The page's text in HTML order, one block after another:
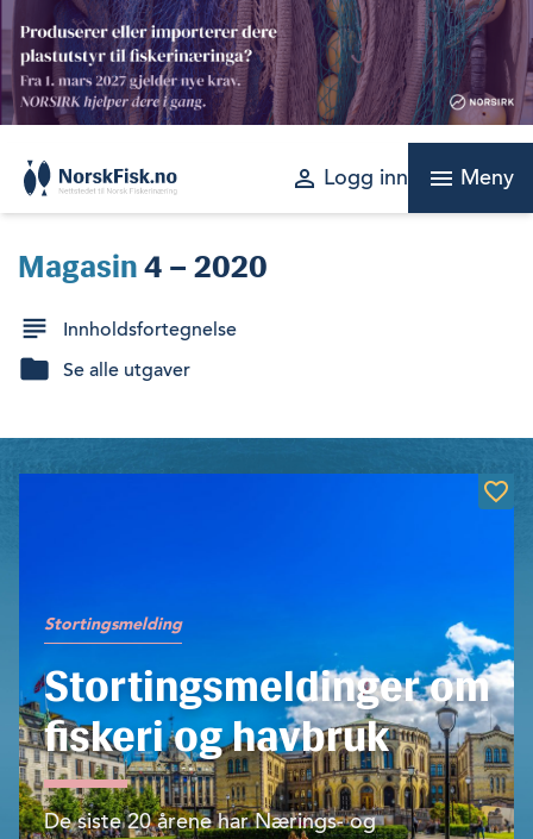
Skip
content
perm_identity Logg inn menu Meny
Magasin4 – 2020
Innholdsfortegnelse
Se alle utgaver
Stortingsmelding
Stortingsmeldinger om
fiskeri og havbruk
De siste 20 årene har Nærings- og